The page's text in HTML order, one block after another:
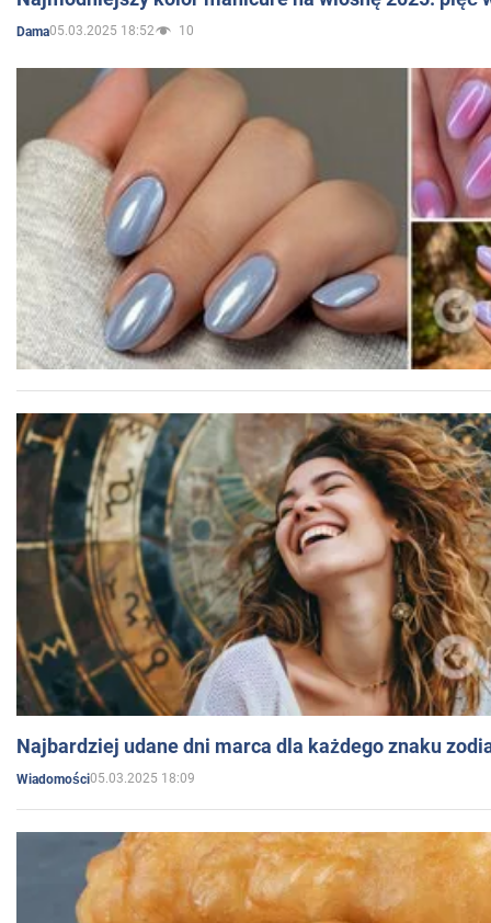
Dama05.03.2025 18:52 10
Najbardziej udane dni marca dla każdego znaku
Wiadomości05.03.2025 18:09